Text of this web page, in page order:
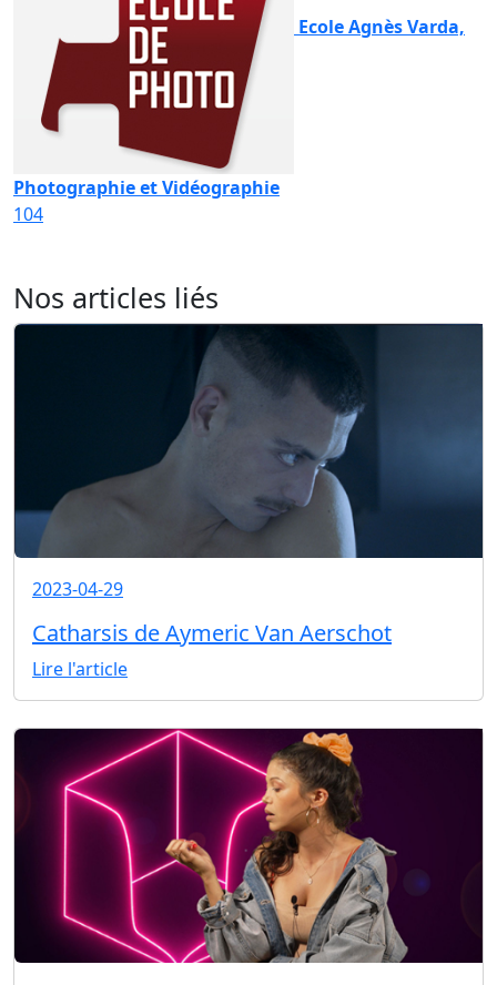
Ecole Agnès Varda,
Photographie et Vidéographie
104
Nos articles liés
2023-04-29
Catharsis de Aymeric Van Aerschot
Lire l'article